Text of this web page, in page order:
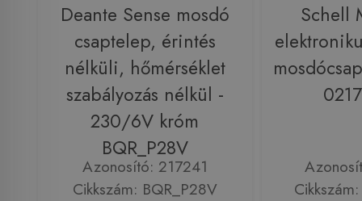
Deante Sense mosdó
csaptelep, érintés
nélküli, hőmérséklet
szabályozás nélkül -
230/6V króm
BQR_P28V
Azonosító: 217241
Cikkszám: BQR_P28V
Schell